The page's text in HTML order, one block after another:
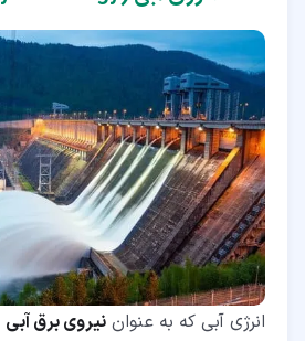
انرژی آبی که به عنوان نیروی برق آبی